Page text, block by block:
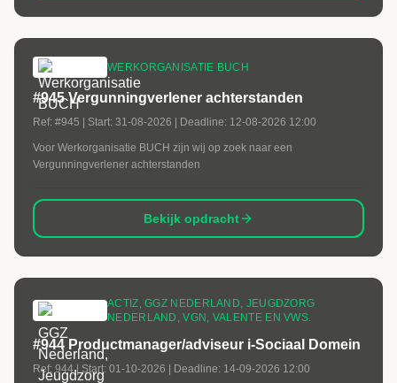
WERKORGANISATIE BUCH
#945 Vergunningverlener achterstanden
Ref: #945 | Start: 31-08-2026 | Deadline: 12-08-2026 12:00
Voor Werkorganisatie BUCH zijn wij op zoek naar een
Vergunningverlener achterstanden
Bekijk opdracht
ACTIZ, GGZ NEDERLAND, JEUGDZORG
NEDERLAND, VGN, VALENTE EN VWS.
#944 Productmanager/adviseur i-Sociaal Domein
Ref: 944| Start: 01-10-2026 | Deadline: 14-09-2026 12:00